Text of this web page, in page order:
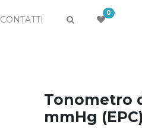
CONTATTI
0
Tonometro
mmHg (EPC)